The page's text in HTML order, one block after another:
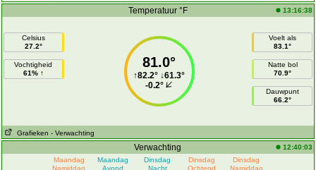
Temperatuur °F
13:16:38
Celsius
27.2°
Vochtigheid
61% ↑
81.0°
↑82.2° ↓61.3°
-0.2°
Voelt als
83.1°
Natte bol
70.9°
Dauwpunt
66.2°
Grafieken - Verwachting
Verwachting
12:40:03
Maandag
Namiddag
Maandag
Avond
Dinsdag
Nacht
Dinsdag
Ochtend
Dinsdag
Namiddag